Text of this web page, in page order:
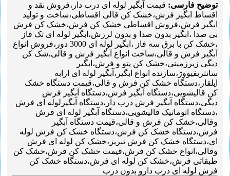
توضیح فارسی: قیمت آبگیر لوله ای درب دار،فروش نقد و
اقساط ابگیر فرش،خشک کن قالی اقساطی،ساخت و تولید
ابگیر فرش،فروش اقساطی خشک کن فرش،خشک کن فرش
بی صدا ،ابگیر بدون صدا و بدون لرزش،ابگیر لوله ای تک فاز
،خشک کن با برق سه فاز ،ابگیر لوله ای 3000 دور،فروش انواع
آبگیر فرش و قالی،ساخت انواع آبگیر فرش و قالی،شک کن
دیگی زیرزمینی،خشک کن پتو و فرش،ابگیر
سانتریفیووژ،سازنده انواع ابگیر،آبگیر لوله ای ارابه
ایلقار،دستگاه خشک کن فرش و قالی،قیمت دستگاه خشک
کن قالیشویی،دستگاه آبگیر فرش،دستگاه آبگیر فرش
دیگی،دستگاه آبگیر فرش درب دار،دستگاه آبگیرلوله ای فرش
،دستگاه اتوماتیک قالیشویی،دستگاه آبگیر لوله ای فرش
وقالی،خشک کن فرش و قالی،قیمت دستگاه آبگیر
فرش،دستگاه خشک کن فرش،دستگاه خشک کن فرش لوله
ای،دستگاه خشک کن فرش تبریز،خشک کن لوله ای فرش
وقالی،انواع خشک کن فرش،قیمت خشک کن فرش،خشک کن
طبقاتی فرش،خشک کن لوله ای فرش،دستگاه خشک کن
فرش لوله ای درب دارو بدون درب